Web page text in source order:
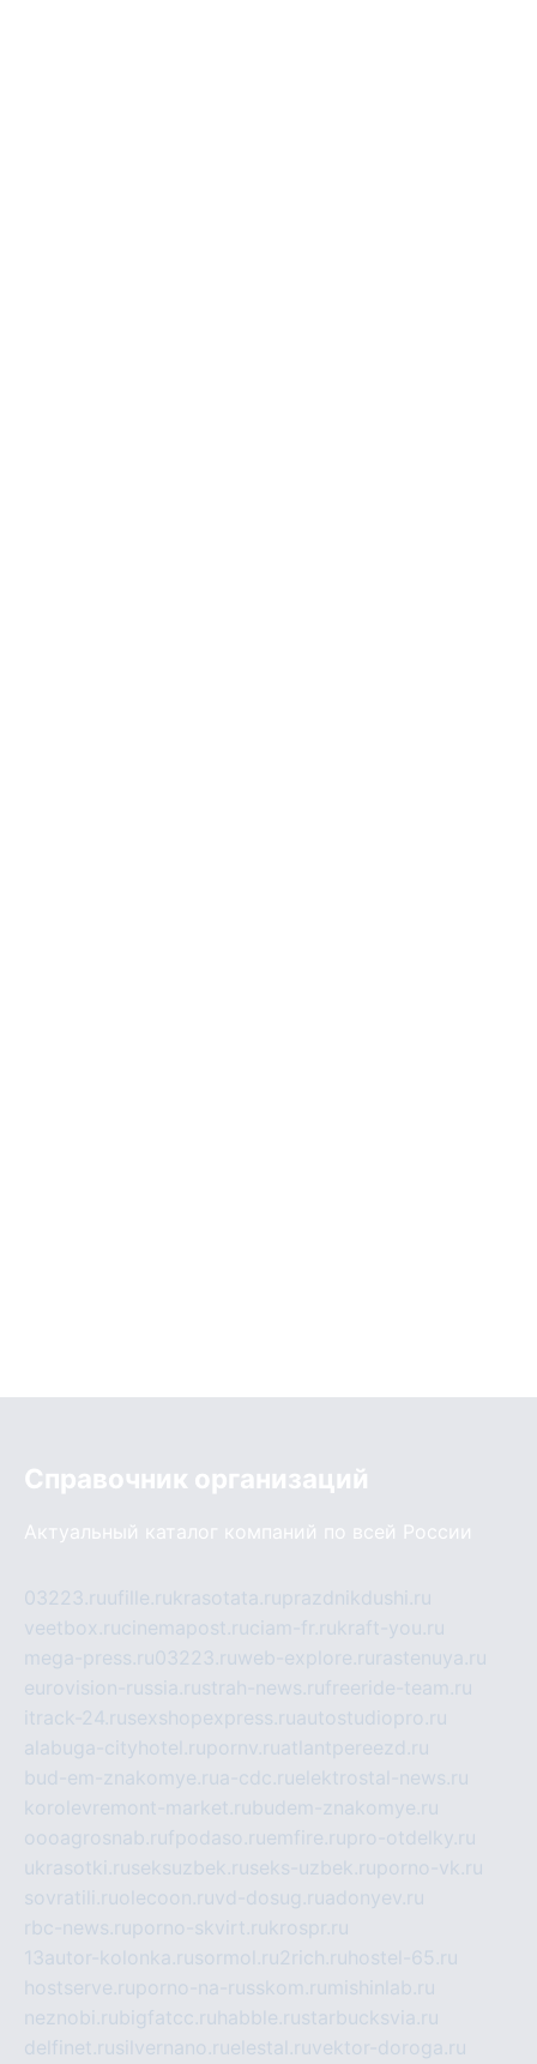
Справочник организаций
Актуальный каталог компаний по всей России
03223.ruufille.rukrasotata.ruprazdnikdushi.ru
veetbox.rucinemapost.ruciam-fr.rukraft-you.ru
mega-press.ru03223.ruweb-explore.ru rastenuya.ru
eurovision-russia.rustrah-news.rufreeride-team.ru
itrack-24.rusexshopexpress.ruautostudiopro.ru
alabuga-cityhotel.rupornv.ruatlantpereezd.ru
bud-em-znakomye.rua-cdc.ruelektrostal-news.ru
korolevremont-market.rubudem-znakomye.ru
oooagrosnab.rufpodaso.ruemfire.rupro-otdelky.ru
ukrasotki.ruseksuzbek.ruseks-uzbek.ruporno-vk.ru
sovratili.ruolecoon.ruvd-dosug.ruadonyev.ru
rbc-news.ruporno-skvirt.rukrospr.ru
13autor-kolonka.rusormol.ru2rich.ru hostel-65.ru
hostserve.ruporno-na-russkom.ru mishinlab.ru
neznobi.rubigfatcc.ru habble.rustarbucksvia.ru
delfinet.rusilvernano.ruelestal.ruvektor-doroga.ru